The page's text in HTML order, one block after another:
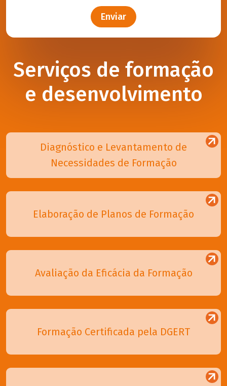
Enviar
Serviços de formação
e desenvolvimento
Diagnóstico e Levantamento de
Necessidades de Formação
Elaboração de Planos de Formação
Avaliação da Eficácia da Formação
Formação Certificada pela DGERT